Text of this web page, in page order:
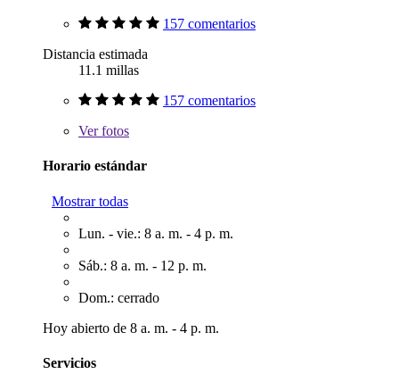
157 comentarios
Distancia estimada
11.1 millas
157 comentarios
Verfotos
Horario estándar
Mostrar todas
Lun. - vie.: 8 a. m. - 4 p. m.
Sáb.: 8 a. m. - 12 p. m.
Dom.: cerrado
Hoy abierto de 8 a. m. - 4 p. m.
Servicios